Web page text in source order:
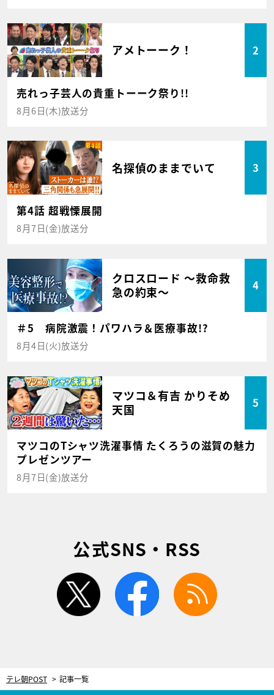
アメトーーク！ 2
売れっ子芸人の貴重トーーク祭り!!
8月6日(木)放送分
名探偵のままでいて 3
第4話 超戦慄展開
8月7日(金)放送分
クロスロード ～救命救
急の約束～
4
＃5 病院激震！パワハラ＆医療事故!?
8月4日(火)放送分
マツコ＆有吉 かりそめ
天国
5
マツコのTシャツ洗濯事情 たくろうの滋賀の魅力
プレゼンツアー
8月7日(金)放送分
公式SNS・RSS
twitter facebook
テレ朝POST 記事一覧